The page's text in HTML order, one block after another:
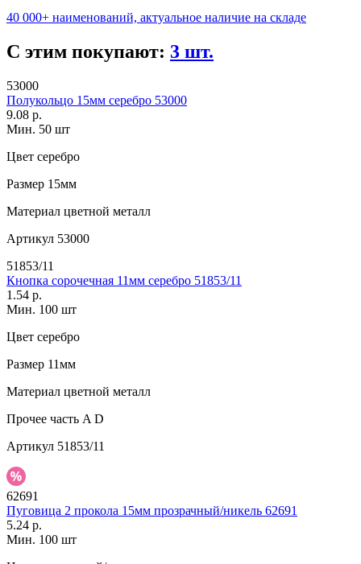
40 000+ наименований, актуальное наличие на складе
С этим покупают: 3 шт.
53000
Полукольцо 15мм серебро 53000
9.08 р.
Мин. 50 шт
Цвет серебро
Размер 15мм
Материал цветной металл
Артикул 53000
51853/11
Кнопка сорочечная 11мм серебро 51853/11
1.54 р.
Мин. 100 шт
Цвет серебро
Размер 11мм
Материал цветной металл
Прочее часть A D
Артикул 51853/11
62691
Пуговица 2 прокола 15мм прозрачный/никель 62691
5.24 р.
Мин. 100 шт